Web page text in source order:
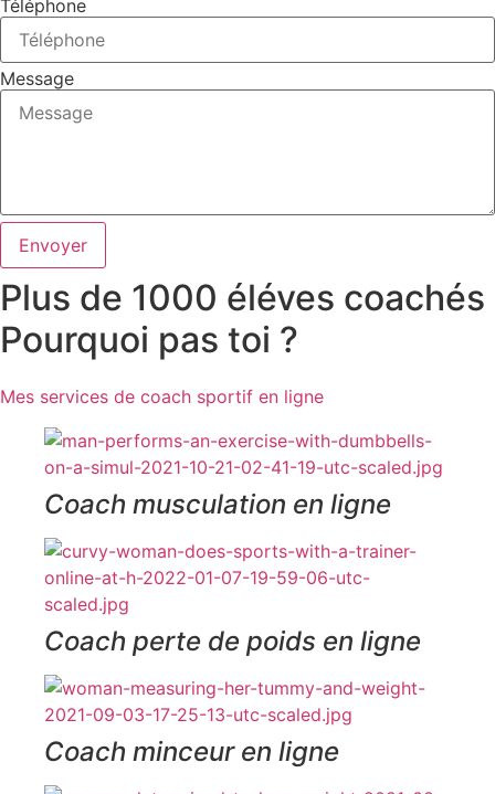
Téléphone
Message
Envoyer
Plus de 1000 éléves coachés
Pourquoi pas toi ?
Mes services de coach sportif en ligne
Coach musculation en ligne
Coach perte de poids en ligne
Coach minceur en ligne